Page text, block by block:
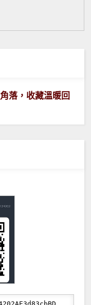
落，收藏溫暖回